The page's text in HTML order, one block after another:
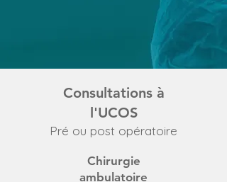
Consultations à
l'UCOS
Pré ou post opératoire
Chirurgie
ambulatoire